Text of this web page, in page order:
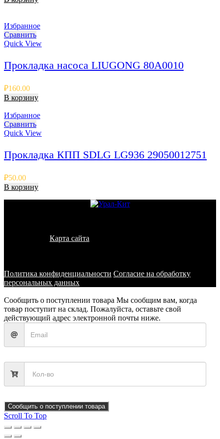
Избранное
Сравнить
Quick View
Прокладка насоса LIUGONG 80A0010
₽160.00
В корзину
Избранное
Сравнить
Quick View
Прокладка КПП SDLG LG936 29050012751
₽50.00
В корзину
Карта сайта
Политика конфиденциальности Согласие на обработку
персональных данных
Сообщить о поступлении товара Мы сообщим вам, когда
товар поступит на склад. Пожалуйста, оставьте свой
действующий адрес электронной почты ниже.
Сообщить о поступлении товара
Scroll To Top